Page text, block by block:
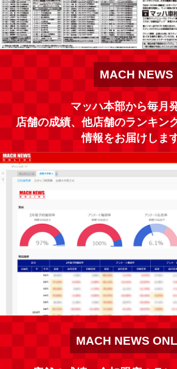
MACH NEWS
マッハ本部から毎月
店舗の成績、他店舗のランキン
情報をお届けしま
MACH NEWS